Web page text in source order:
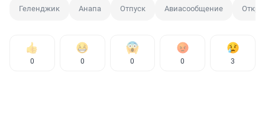
Геленджик Анапа Отпуск Авиасообщение
0 0 0 0 3